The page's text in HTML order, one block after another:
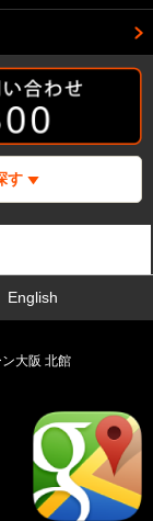
す
English
大阪 北館